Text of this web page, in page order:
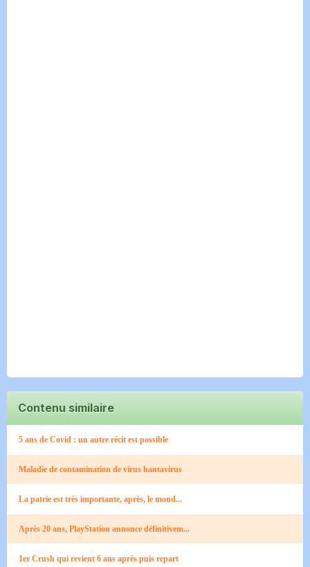
Contenu similaire
5 ans de Covid : un autre récit est possible
Maladie de contamination de virus hantavirus
La patrie est très importante, après, le mond...
Après 20 ans, PlayStation annonce définitivem...
1er Crush qui revient 6 ans après puis repart